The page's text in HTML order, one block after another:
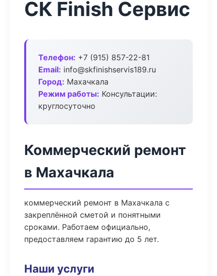
СК Finish Сервис
Телефон: +7 (915) 857-22-81
Email: info@skfinishservis189.ru
Город: Махачкала
Режим работы: Консультации:
круглосуточно
Коммерческий ремонт
в Махачкала
коммерческий ремонт в Махачкала с
закреплённой сметой и понятными
сроками. Работаем официально,
предоставляем гарантию до 5 лет.
Наши услуги